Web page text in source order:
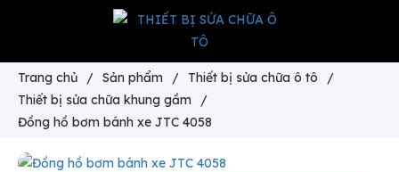
Trang chủ / Sản phẩm / Thiết bị sửa chữa ô tô
/
Thiết bị sửa chữa khung gầm
/
Đồng hồ bơm bánh xe JTC 4058